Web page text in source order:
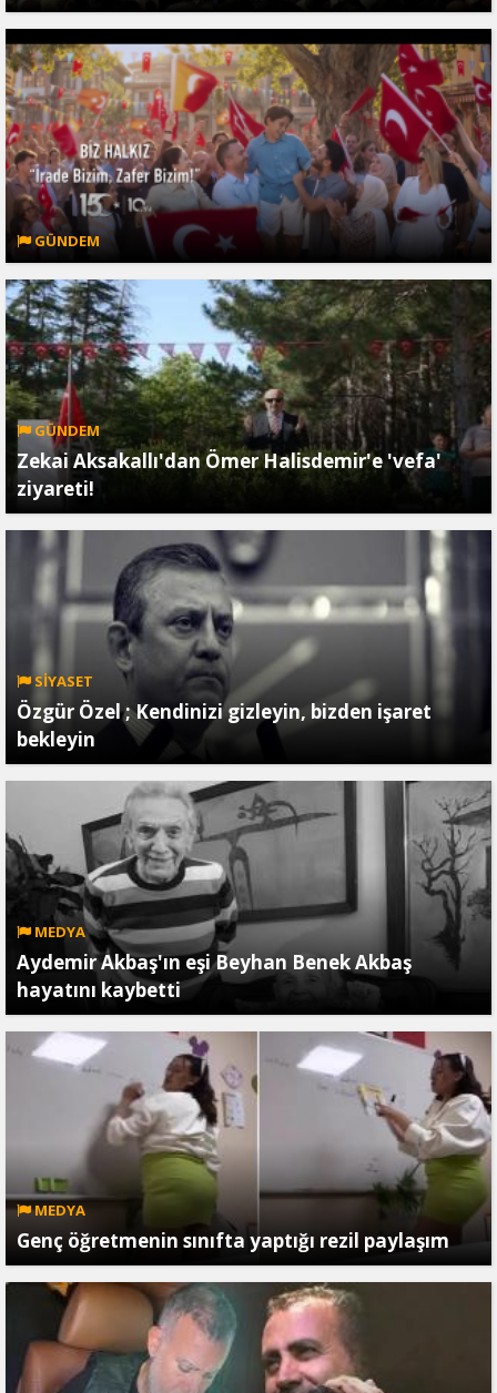
GÜNDEM
GÜNDEM
Zekai Aksakallı'dan Ömer Halisdemir'e 'vefa'
ziyareti!
SİYASET
Özgür Özel ; Kendinizi gizleyin, bizden işaret
bekleyin
MEDYA
Aydemir Akbaş'ın eşi Beyhan Benek Akbaş
hayatını kaybetti
MEDYA
Genç öğretmenin sınıfta yaptığı rezil paylaşım